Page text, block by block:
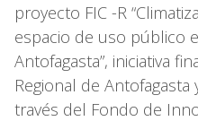
proyecto FIC -R
espacio de uso público
Antofagasta”, iniciativa
Regional de Antofagasta
través del Fondo de